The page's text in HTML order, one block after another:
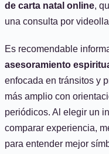
de carta natal online,
una consulta por
Es recomendable
asesoramiento
enfocada en tránsitos y
más amplio con
periódicos. Al elegir un
comparar experiencia,
para entender mejor